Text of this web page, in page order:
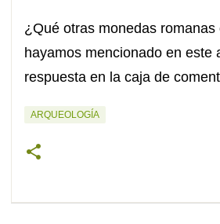
¿Qué otras monedas
hayamos mencionado en este
respuesta en la caja de
ARQUEOLOGÍA